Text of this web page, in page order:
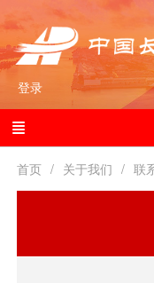
登录
首页 关于我们 联